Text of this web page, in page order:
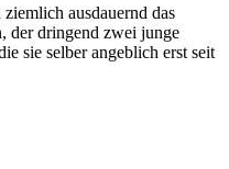
ausdauernd das
der dringend zwei junge
sie selber angeblich erst seit